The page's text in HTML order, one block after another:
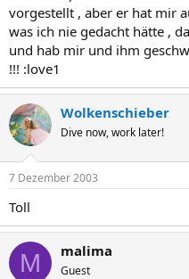
vorgestellt , aber er hat mir
was ich nie gedacht hätte ,
und hab mir und ihm
!!! :love1
Wolkenschieber
Dive now, work later!
7 Dezember 2003
Toll
M malima
Guest